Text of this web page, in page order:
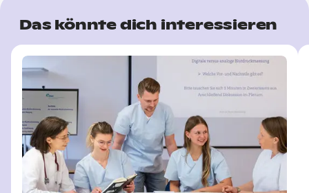
Das könnte dich interessieren